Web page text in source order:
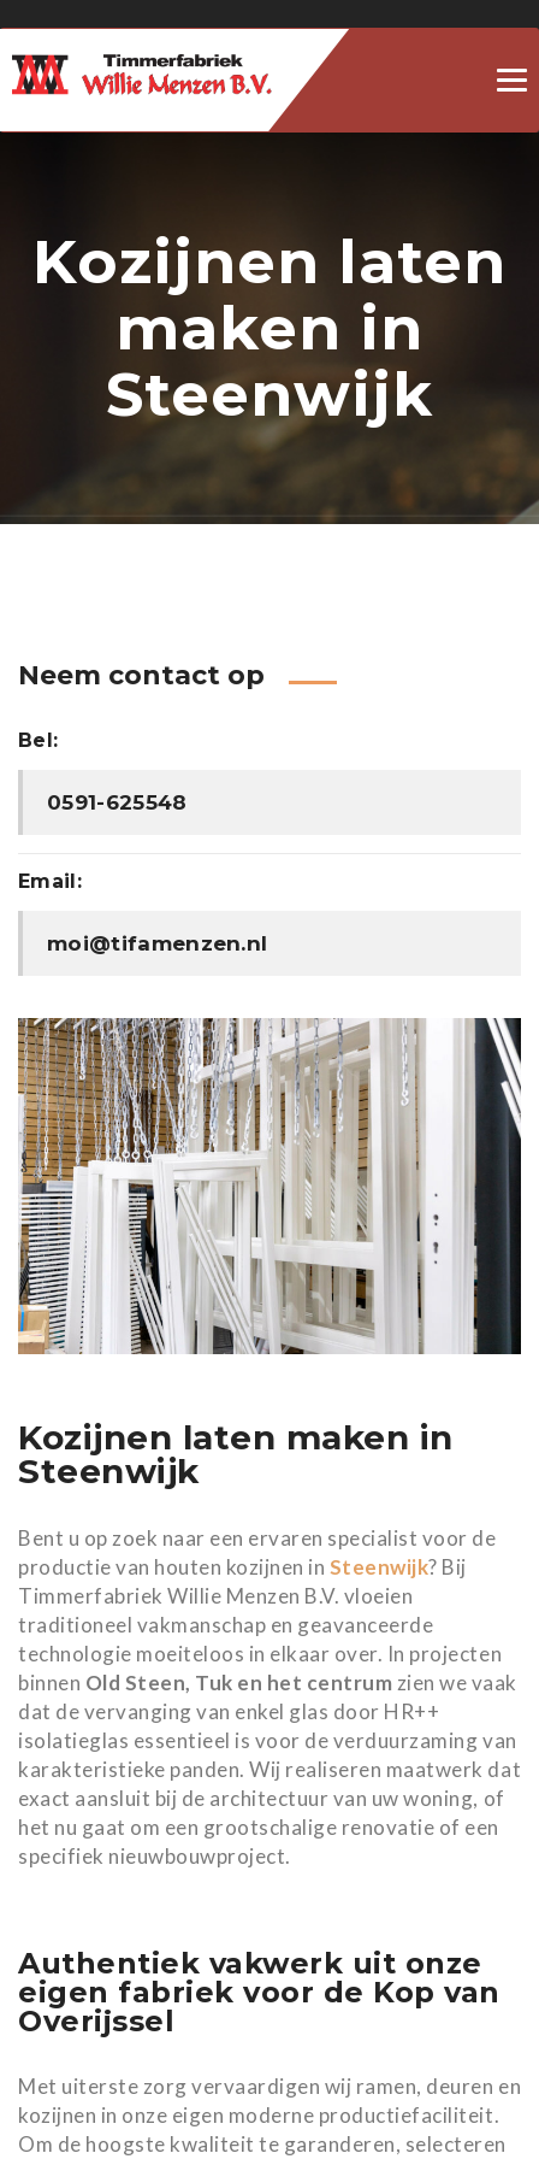
Kozijnen laten
maken in
Steenwijk
Neem contact op
Bel:
0591-625548
Email:
moi@tifamenzen.nl
Kozijnen laten maken in
Steenwijk
Bent u op zoek naar een ervaren specialist voor de
productie van houten kozijnen in Steenwijk? Bij
Timmerfabriek Willie Menzen B.V. vloeien
traditioneel vakmanschap en geavanceerde
technologie moeiteloos in elkaar over. In projecten
binnen Old Steen, Tuk en het centrum zien we vaak
dat de vervanging van enkel glas door HR++
isolatieglas essentieel is voor de verduurzaming van
karakteristieke panden. Wij realiseren maatwerk dat
exact aansluit bij de architectuur van uw woning, of
het nu gaat om een grootschalige renovatie of een
specifiek nieuwbouwproject.
Authentiek vakwerk uit onze
eigen fabriek voor de Kop van
Overijssel
Met uiterste zorg vervaardigen wij ramen, deuren en
kozijnen in onze eigen moderne productiefaciliteit.
Om de hoogste kwaliteit te garanderen, selecteren